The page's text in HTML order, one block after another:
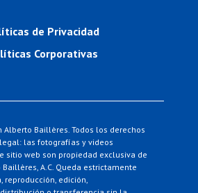
de Privacidad
Corporativas
Baillères. Todos los derechos
las fotografías y videos
sitio web son propiedad exclusiva de
A.C. Queda estrictamente
reproducción, edición,